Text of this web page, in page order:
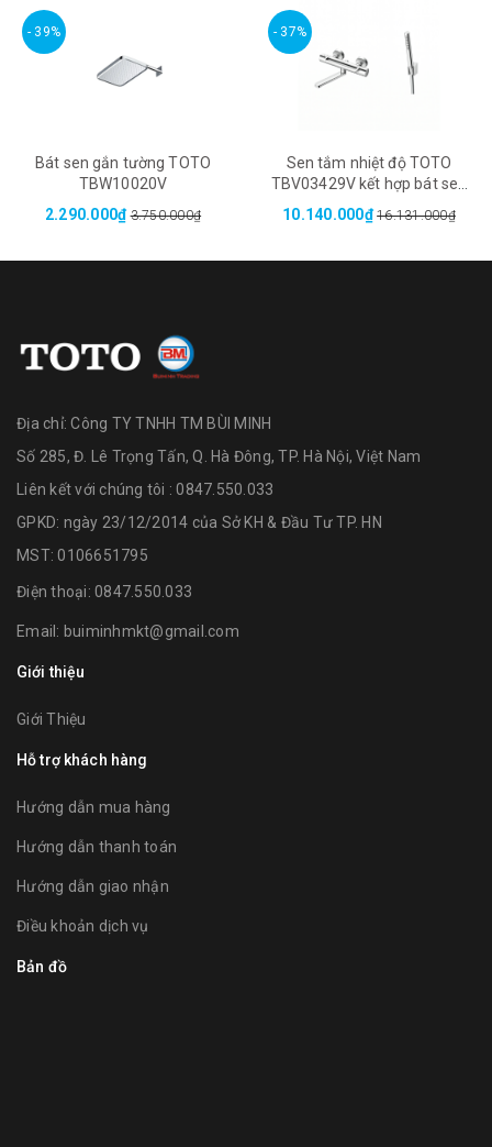
- 39%
Bát sen gắn tường TOTO
TBW10020V
2.290.000₫ 3.750.000₫
- 37%
Sen tắm nhiệt độ TOTO
TBV03429V kết hợp bát sen
TBW02017A
10.140.000₫ 16.131.000₫
Địa chỉ:Công TY TNHH TM BÙI MINH
Số 285, Đ. Lê Trọng Tấn, Q. Hà Đông, TP. Hà Nội, Việt Nam
Liên kết với chúng tôi : 0847.550.033
GPKD: ngày 23/12/2014 của Sở KH & Đầu Tư TP. HN
MST: 0106651795
Điện thoại: 0847.550.033
Email: buiminhmkt@gmail.com
Giới thiệu
Giới Thiệu
Hỗ trợ khách hàng
Hướng dẫn mua hàng
Hướng dẫn thanh toán
Hướng dẫn giao nhận
Điều khoản dịch vụ
Bản đồ